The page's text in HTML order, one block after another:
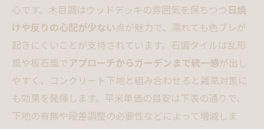
心です。木目調はウッドデッキの雰囲気を保ちつつ 日焼
けや反りの心配が少ない点が魅力で、濡れても色ブレが
起きにくいことが支持されています。石調タイルは乱形
風や板石風でアプローチからガーデンまで統一感が出し
やすく、コンクリート下地と組み合わせると雑草対策に
も効果を発揮します。平米単価の目安は下表の通りで、
下地の有無や段差調整の必要性などによって増減しま